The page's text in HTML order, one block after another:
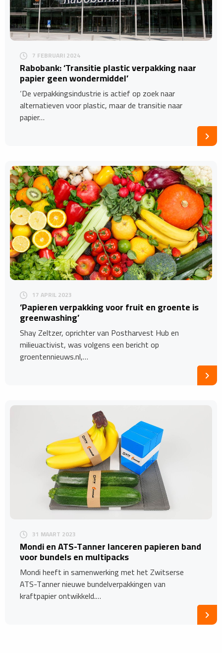
7 FEBRUARI 2024
Rabobank: ‘Transitie plastic verpakking naar
papier geen wondermiddel’
‘De verpakkingsindustrie is actief op zoek naar
alternatieven voor plastic, maar de transitie naar
papier…
17 APRIL 2023
‘Papieren verpakking voor fruit en groente is
greenwashing’
Shay Zeltzer, oprichter van Postharvest Hub en
milieuactivist, was volgens een bericht op
groentennieuws.nl,…
31 MAART 2023
Mondi en ATS-Tanner lanceren papieren band
voor bundels en multipacks
Mondi heeft in samenwerking met het Zwitserse
ATS-Tanner nieuwe bundelverpakkingen van
kraftpapier ontwikkeld.…